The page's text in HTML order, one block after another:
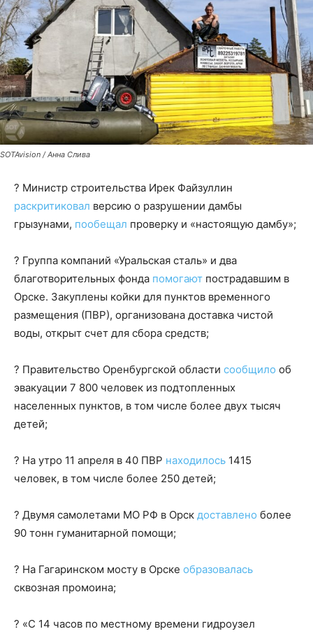
SOTAvision / Анна Слива
? Министр строительства Ирек Файзуллин
раскритиковал версию о разрушении дамбы
грызунами, пообещал проверку и «настоящую дамбу»;
? Группа компаний «Уральская сталь» и два
благотворительных фонда помогают пострадавшим в
Орске. Закуплены койки для пунктов временного
размещения (ПВР), организована доставка чистой
воды, открыт счет для сбора средств;
? Правительство Оренбургской области сообщило об
эвакуации 7 800 человек из подтопленных
населенных пунктов, в том числе более двух тысяч
детей;
? На утро 11 апреля в 40 ПВР находилось 1415
человек, в том числе более 250 детей;
? Двумя самолетами МО РФ в Орск доставлено более
90 тонн гуманитарной помощи;
? На Гагаринском мосту в Орске образовалась
сквозная промоина;
? «С 14 часов по местному времени гидроузел